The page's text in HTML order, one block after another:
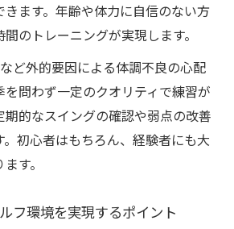
ます。年齢や体力に自信のない方
のトレーニングが実現します。
ど外的要因による体調不良の心配
問わず一定のクオリティで練習が
的なスイングの確認や弱点の改善
初心者はもちろん、経験者にも大
す。
フ環境を実現するポイント